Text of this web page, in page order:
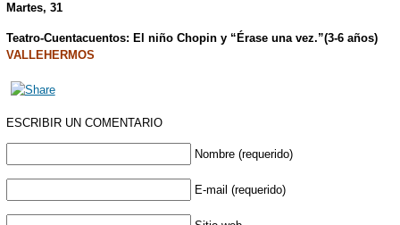
Martes, 31
Teatro-Cuentacuentos: El niño Chopin y “Érase una vez.”(3-6 años)
VALLEHERMOS
ESCRIBIR UN COMENTARIO
Nombre (requerido)
E-mail (requerido)